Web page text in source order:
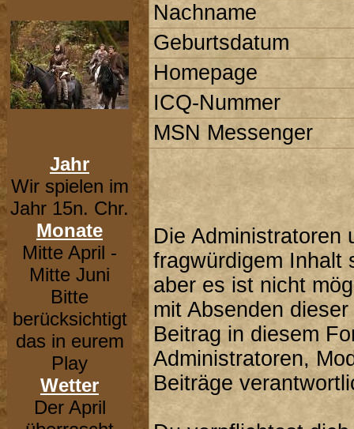
Jahr
Wir spielen im
Jahr 15n. Chr.
Monate
Mitte April -
Mitte Juni
Bitte
berücksichtigt
das in eurem
Play
Wetter
Der April
Nachname
Geburtsdatum
Homepage
ICQ-Nummer
MSN Messenger
Die Administratoren
fragwürdigem Inhalt
aber es ist nicht
mit Absenden
Beitrag in diesem
Administratoren,
Beiträge